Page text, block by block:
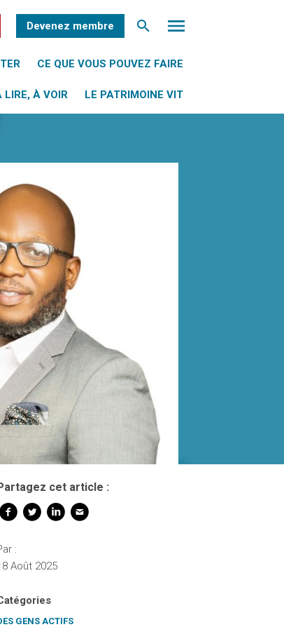
Devenez membre
CE QUE VOUS POUVEZ FAIRE
LIRE, À VOIR LE PATRIMOINE VIT
cet article :
:
Août 2025
GENS ACTIFS